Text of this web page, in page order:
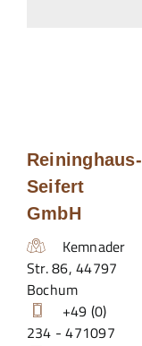
Reininghaus-
Seifert
GmbH
Kemnader
Str. 86,44797
Bochum
+49 (0)
234 - 471097